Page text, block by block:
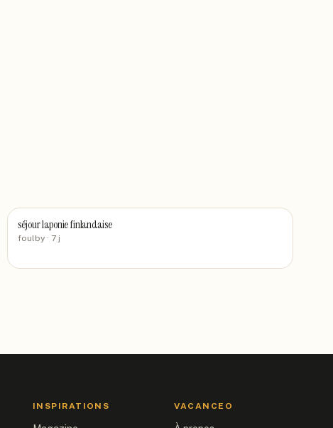
séjour laponie finlandaise
foulby · 7 j
INSPIRATIONS VACANCEO